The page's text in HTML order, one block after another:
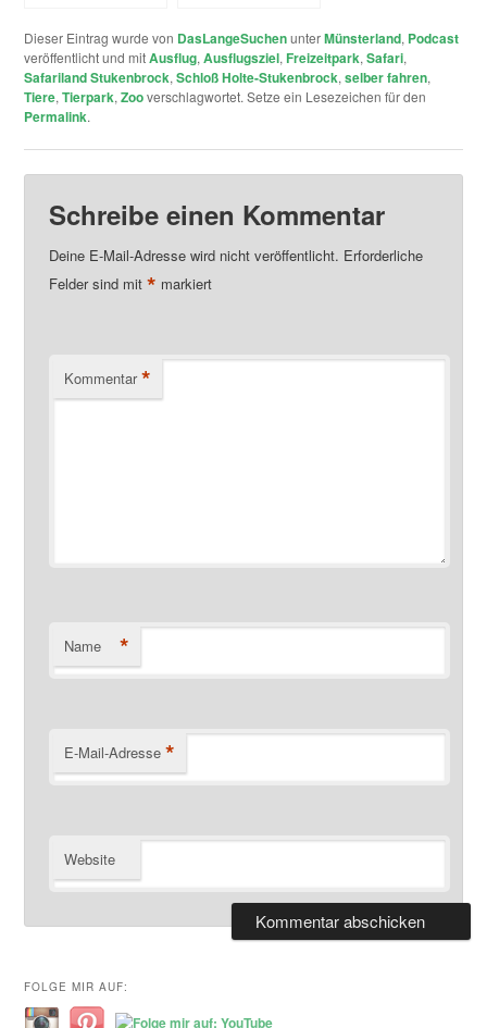
Dieser Eintrag wurde von DasLangeSuchenunterMünsterland, Podcast
veröffentlicht und mitAusflug,Ausflugsziel,Freizeitpark,Safari,
Safariland Stukenbrock,Schloß Holte-Stukenbrock,selber fahren,
Tiere,Tierpark,Zooverschlagwortet. Setze ein Lesezeichen für den
Permalink.
Schreibe einen Kommentar
Deine E-Mail-Adresse wird nicht veröffentlicht. Erforderliche
Felder sind mit * markiert
Kommentar *
Name *
E-Mail-Adresse *
Website
FOLGE MIR AUF: